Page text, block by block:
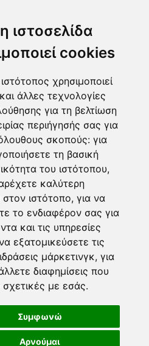
ιστοσελίδα
cookies
χρησιμοποιεί
άλλες τεχνολογίες
για τη βελτίωση
περιήγησής σας για
σκοπούς: για
τη βασική
του ιστότοπου,
καλύτερη
στον ιστότοπο, για να
το ενδιαφέρον σας για
και τις υπηρεσίες
εξατομικεύσετε τις
μάρκετινγκ, για
διαφημίσεις που
σχετικές με εσάς.
Συμφωνώ
Αρνούμαι
|SNG Services
Χρήσης |Δήλωση
|
Περιεχόμενο
για τα Cookies
με τη σύσταση (ΕΕ)
|Ταυτότητα
|WEB TV| LIVE
| Youtube
Feed